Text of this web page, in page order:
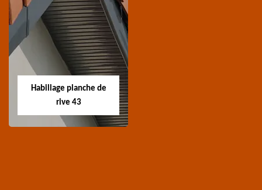
Traitement de
charpente 43
Spécialiste en
traitement de
Loire
Habillage planche de
rive 43